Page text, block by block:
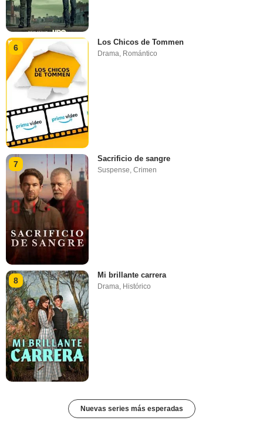
6
Los Chicos de Tommen
Drama Romántico
7
Sacrificio de sangre
Suspense,Crimen
8
Mi brillante carrera
Drama, Histórico
Nuevas series más esperadas